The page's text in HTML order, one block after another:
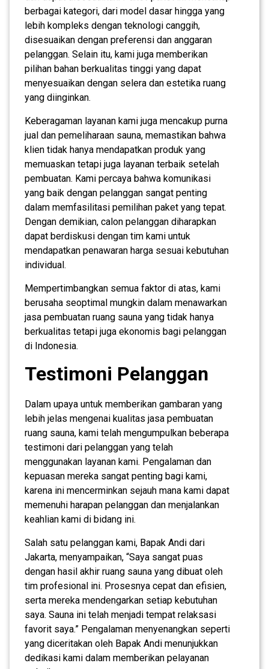
berbagai kategori, dari model dasar hingga yang
lebih kompleks dengan teknologi canggih,
disesuaikan dengan preferensi dan anggaran
pelanggan. Selain itu, kami juga memberikan
pilihan bahan berkualitas tinggi yang dapat
menyesuaikan dengan selera dan estetika ruang
yang diinginkan.
Keberagaman layanan kami juga mencakup purna
jual dan pemeliharaan sauna, memastikan bahwa
klien tidak hanya mendapatkan produk yang
memuaskan tetapi juga layanan terbaik setelah
pembuatan. Kami percaya bahwa komunikasi
yang baik dengan pelanggan sangat penting
dalam memfasilitasi pemilihan paket yang tepat.
Dengan demikian, calon pelanggan diharapkan
dapat berdiskusi dengan tim kami untuk
mendapatkan penawaran harga sesuai kebutuhan
individual.
Mempertimbangkan semua faktor di atas, kami
berusaha seoptimal mungkin dalam menawarkan
jasa pembuatan ruang sauna yang tidak hanya
berkualitas tetapi juga ekonomis bagi pelanggan
di Indonesia.
Testimoni Pelanggan
Dalam upaya untuk memberikan gambaran yang
lebih jelas mengenai kualitas jasa pembuatan
ruang sauna, kami telah mengumpulkan beberapa
testimoni dari pelanggan yang telah
menggunakan layanan kami. Pengalaman dan
kepuasan mereka sangat penting bagi kami,
karena ini mencerminkan sejauh mana kami dapat
memenuhi harapan pelanggan dan menjalankan
keahlian kami di bidang ini.
Salah satu pelanggan kami, Bapak Andi dari
Jakarta, menyampaikan, “Saya sangat puas
dengan hasil akhir ruang sauna yang dibuat oleh
tim profesional ini. Prosesnya cepat dan efisien,
serta mereka mendengarkan setiap kebutuhan
saya. Sauna ini telah menjadi tempat relaksasi
favorit saya.” Pengalaman menyenangkan seperti
yang diceritakan oleh Bapak Andi menunjukkan
dedikasi kami dalam memberikan pelayanan